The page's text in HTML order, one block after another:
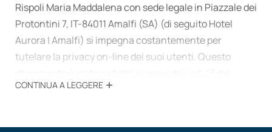
Hotel
Soggiorno
Rispoli Maria Maddalena con sede legale in Piazzale dei
Protontini 7, IT-84011 Amalfi (SA) (di seguito Hotel
Aurora | Amalfi) si impegna costantemente per
tutelare la privacy on-line dei suoi utenti. Questo
Regolamento UE 2016/679 (di seguito:
CONTINUA A LEGGERE